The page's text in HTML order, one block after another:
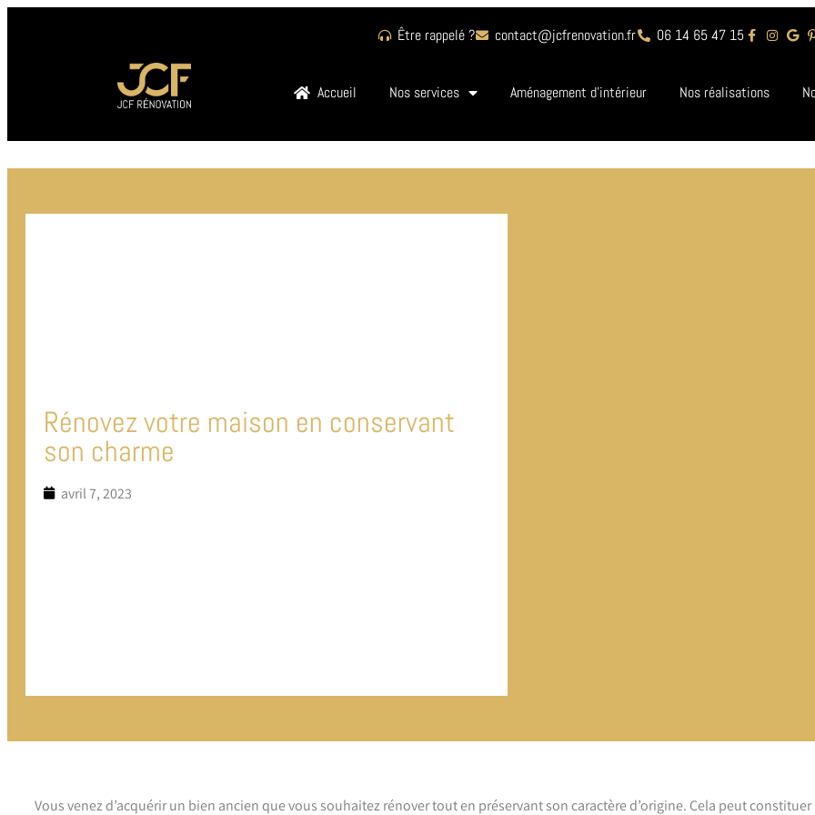
Être rappelé ? contact@jcfrenovation.fr 06 14 65 47 15
Accueil Nos services Aménagement d’intérieur Nos réalisations
Rénovez votre maison en conservant
son charme
avril 7, 2023
Vous venez d’acquérir un bien ancien que vous souhaitez rénover tout en préservant son caractère d’origine. Cela peut